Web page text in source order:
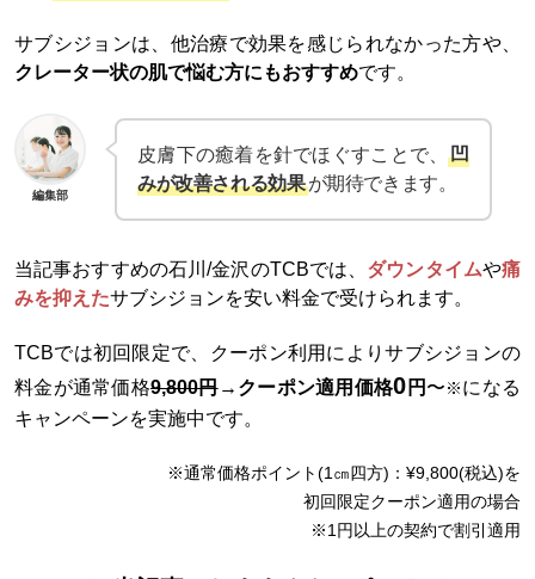
サブシジョンは、他治療で効果を感じられなかった方や、
クレーター状の肌で悩む方にもおすすめです。
編集部
皮膚下の癒着を針でほぐすことで、凹
みが改善される効果が期待できます。
当記事おすすめの石川/金沢のTCBでは、 ダウンタイムや痛
みを抑えたサブシジョンを安い料金で受けられます。
TCBでは初回限定で、クーポン利用によりサブシジョンの
料金が通常価格9,800円→クーポン適用価格0 円 〜※になる
キャンペーンを実施中です。
※通常価格ポイント(1㎝四方)：¥9,800(税込)を
初回限定クーポン適用の場合
※1円以上の契約で割引適用